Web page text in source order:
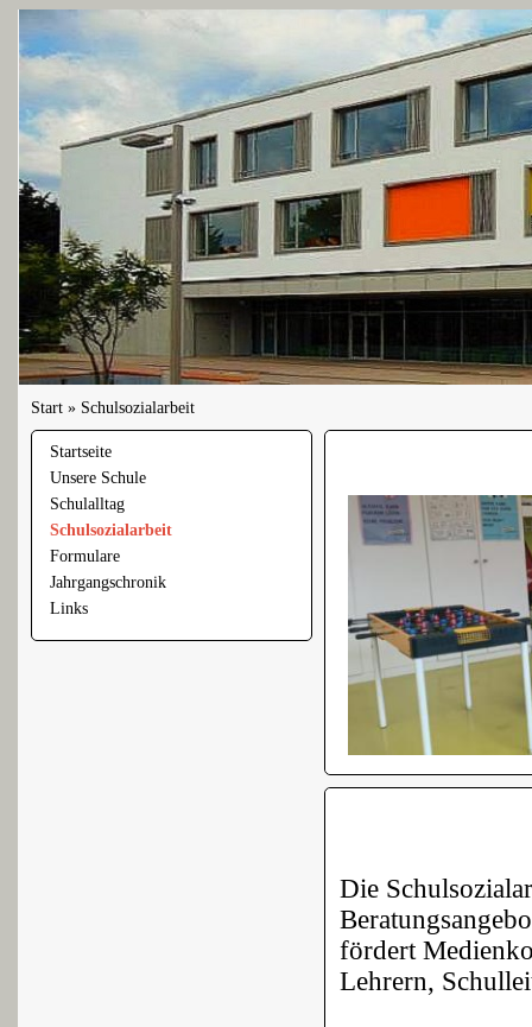
Start» Schulsozialarbeit
Startseite
Unsere Schule
Schulalltag
Schulsozialarbeit
Formulare
Jahrgangschronik
Links
Die
fördert
Lehrern,